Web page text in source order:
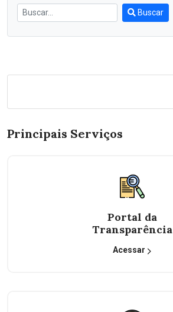
Buscar
Principais Serviços
Portal da
Transparência
Acessar